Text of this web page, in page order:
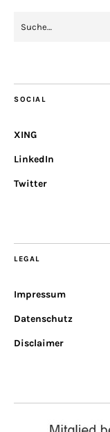
SOCIAL
XING
LinkedIn
Twitter
LEGAL
Impressum
Datenschutz
Disclaimer